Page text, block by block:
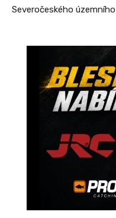
Severočeského